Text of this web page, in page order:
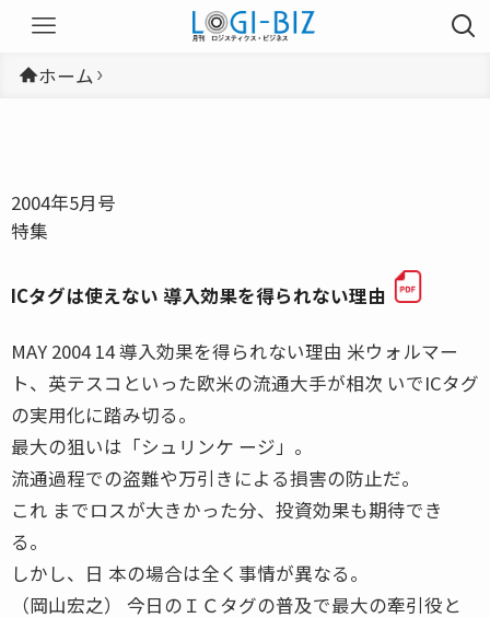
ホーム
2004年5月号
特集
ICタグは使えない 導入効果を得られない理由
MAY 2004 14 導入効果を得られない理由 米ウォルマー
ト、英テスコといった欧米の流通大手が相次 いでICタグ
の実用化に踏み切る。
最大の狙いは「シュリンケ ージ」。
流通過程での盗難や万引きによる損害の防止だ。
これ までロスが大きかった分、投資効果も期待でき
る。
しかし、日 本の場合は全く事情が異なる。
（岡山宏之） 今日のＩＣタグの普及で最大の牽引役と